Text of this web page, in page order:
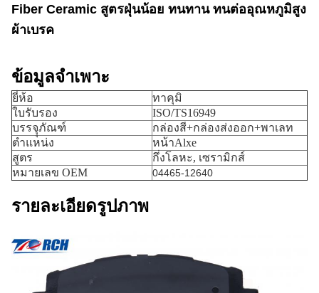
Fiber Ceramic สูตรฝุ่นน้อย ทนทาน ทนต่ออุณหภูมิสูง
ผ้าเบรค
ข้อมูลจำเพาะ
ยี่ห้อ
ทาคุมิ
ใบรับรอง
ISO/TS16949
บรรจุุภัณฑ์
กล่องสี+กล่องส่งออก+พาเลท
ตำแหน่ง
หน้าAlxe
สูตร
กึ่งโลหะ, เซรามิกส์
หมายเลข OEM
04465-12640
รายละเอียดรูปภาพ